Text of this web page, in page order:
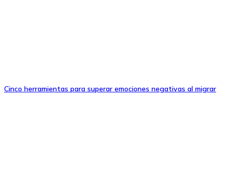
Cinco herramientas para superar emociones negativas al migrar